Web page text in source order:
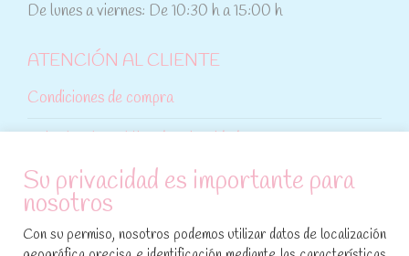
De lunes a viernes: De 10:30 h a 15:00 h
ATENCIÓN AL CLIENTE
Condiciones de compra
Política de cookies
SÍGUENOS EN REDES SOCIALES
Su privacidad es importante para
nosotros
Con su permiso, nosotros podemos utilizar datos de localización